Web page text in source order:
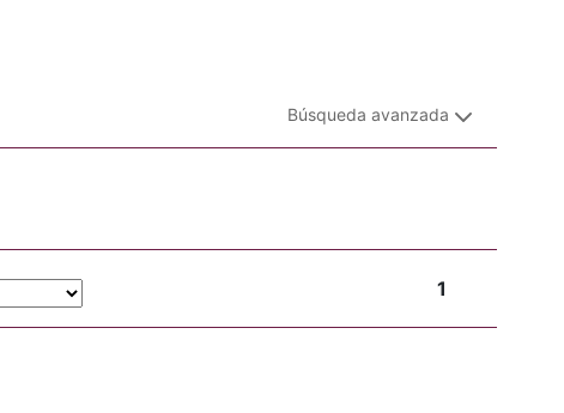
Búsqueda avanzada
1